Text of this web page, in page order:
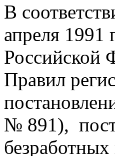
В
апреля 1991
Российской
Правил
№ 891),